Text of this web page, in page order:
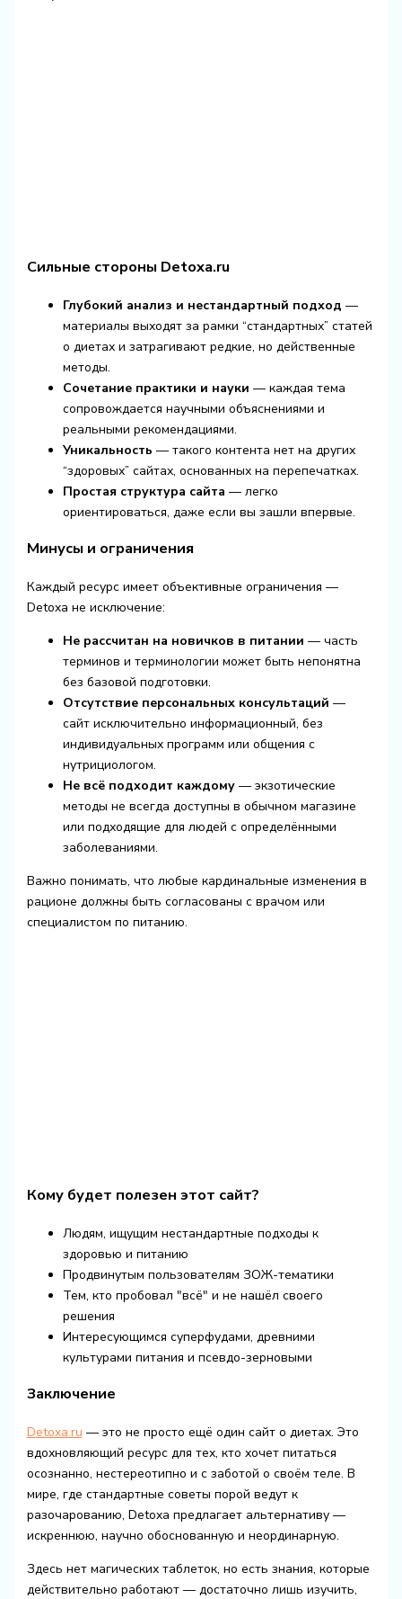
Сильные стороны Detoxa.ru
Глубокий анализ и нестандартный подход —
материалы выходят за рамки “стандартных” статей
о диетах и затрагивают редкие, но действенные
методы.
Сочетание практики и науки — каждая тема
сопровождается научными объяснениями и
реальными рекомендациями.
Уникальность — такого контента нет на других
“здоровых” сайтах, основанных на перепечатках.
Простая структура сайта — легко
ориентироваться, даже если вы зашли впервые.
Минусы и ограничения
Каждый ресурс имеет объективные ограничения —
Detoxa не исключение:
Не рассчитан на новичков в питании — часть
терминов и терминологии может быть непонятна
без базовой подготовки.
Отсутствие персональных консультаций —
сайт исключительно информационный, без
индивидуальных программ или общения с
нутрициологом.
Не всё подходит каждому— экзотические
методы не всегда доступны в обычном магазине
или подходящие для людей с определёнными
заболеваниями.
Важно понимать, что любые кардинальные изменения в
рационе должны быть согласованы с врачом или
специалистом по питанию.
Кому будет полезен этот сайт?
Людям, ищущим нестандартные подходы к
здоровью и питанию
Продвинутым пользователям ЗОЖ-тематики
Тем, кто пробовал "всё" и не нашёл своего
решения
Интересующимся суперфудами, древними
культурами питания и псевдо-зерновыми
Заключение
Detoxa.ru — это не просто ещё один сайт о диетах. Это
вдохновляющий ресурс для тех, кто хочет питаться
осознанно, нестереотипно и с заботой о своём теле. В
мире, где стандартные советы порой ведут к
разочарованию, Detoxa предлагает альтернативу —
искреннюю, научно обоснованную и неординарную.
Здесь нет магических таблеток, но есть знания, которые
действительно работают — достаточно лишь изучить,